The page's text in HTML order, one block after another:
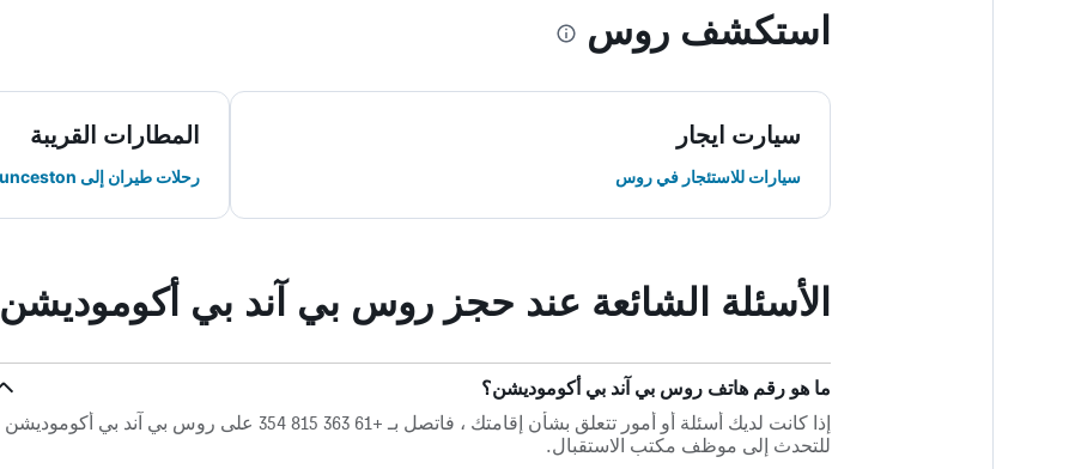
استكشف روس
سيارت ايجار
سيارات للاستئجار في روس
المطارات القريبة
رحلات طيران إلى Launceston
الأسئلة الشائعة عند حجز روس بي آند بي أكوموديشن
ما هو رقم هاتف روس بي آند بي أكوموديشن؟
إذا كانت لديك أسئلة أو أمور تتعلق بشأن إقامتك ، فاتصل بـ +61 363 815 354 على روس بي آند بي أكوموديشن
للتحدث إلى موظف مكتب الاستقبال.